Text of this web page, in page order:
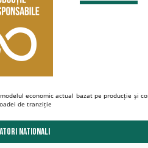
economic actual bazat pe producție și
de tranziție
NATIONALI